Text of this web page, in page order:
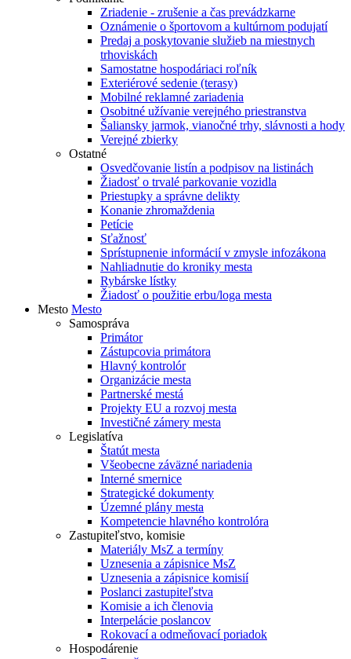
Zriadenie - zrušenie a čas prevádzkarne
Oznámenie o športovom a kultúrnom podujatí
Predaj a poskytovanie služieb na miestnych
trhoviskách
Samostatne hospodáriaci roľník
Exteriérové sedenie (terasy)
Mobilné reklamné zariadenia
Osobitné užívanie verejného priestranstva
Šaliansky jarmok, vianočné trhy, slávnosti a hody
Verejné zbierky
Ostatné
Osvedčovanie listín a podpisov na listinách
Žiadosť o trvalé parkovanie vozidla
Priestupky a správne delikty
Konanie zhromaždenia
Petície
Sťažnosť
Sprístupnenie informácií v zmysle infozákona
Nahliadnutie do kroniky mesta
Rybárske lístky
Žiadosť o použitie erbu/loga mesta
Mesto Mesto
Samospráva
Primátor
Zástupcovia primátora
Hlavný kontrolór
Organizácie mesta
Partnerské mestá
Projekty EU a rozvoj mesta
Investičné zámery mesta
Legislatíva
Štatút mesta
Všeobecne záväzné nariadenia
Interné smernice
Strategické dokumenty
Územné plány mesta
Kompetencie hlavného kontrolóra
Zastupiteľstvo, komisie
Materiály MsZ a termíny
Uznesenia a zápisnice MsZ
Uznesenia a zápisnice komisií
Poslanci zastupiteľstva
Komisie a ich členovia
Interpelácie poslancov
Rokovací a odmeňovací poriadok
Hospodárenie